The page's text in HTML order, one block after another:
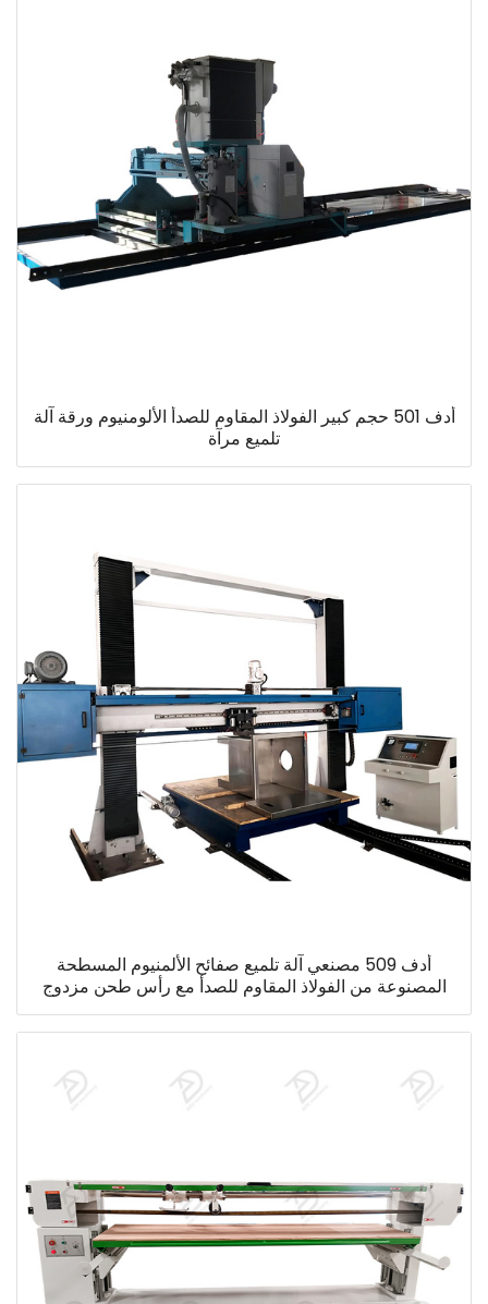
أدف 501 حجم كبير الفولاذ المقاوم للصدأ الألومنيوم ورقة آلة
تلميع مرآة
أدف 509 مصنعي آلة تلميع صفائح الألمنيوم المسطحة
المصنوعة من الفولاذ المقاوم للصدأ مع رأس طحن مزدوج